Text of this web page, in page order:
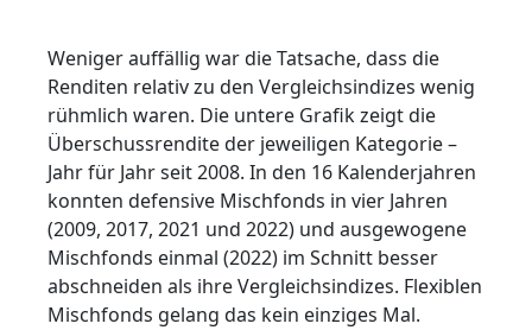
Weniger auffällig war die Tatsache, dass die
Renditen relativ zu den Vergleichsindizes wenig
rühmlich waren. Die untere Grafik zeigt die
Überschussrendite der jeweiligen Kategorie –
Jahr für Jahr seit 2008. In den 16 Kalenderjahren
konnten defensive Mischfonds in vier Jahren
(2009, 2017, 2021 und 2022) und ausgewogene
Mischfonds einmal (2022) im Schnitt besser
abschneiden als ihre Vergleichsindizes. Flexiblen
Mischfonds gelang das kein einziges Mal.